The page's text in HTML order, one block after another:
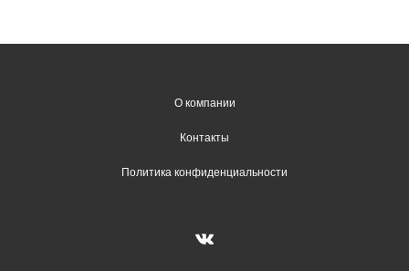
О компании
Контакты
Политика конфиденциальности